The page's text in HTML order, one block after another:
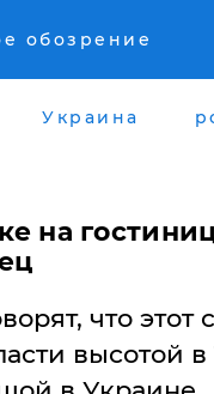
обозрение
Украина
на
что этот
высотой